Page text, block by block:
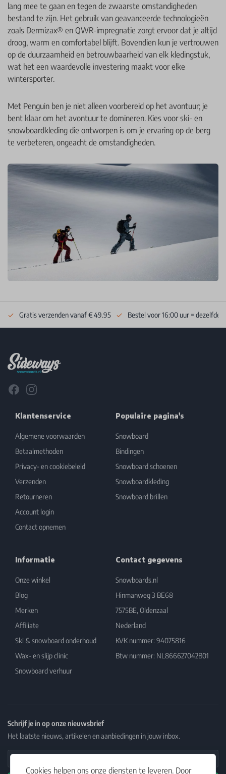
lang mee te gaan en tegen de zwaarste omstandigheden
bestand te zijn. Het gebruik van geavanceerde technologieën
zoals Dermizax® en QWR-impregnatie zorgt ervoor dat je altijd
droog, warm en comfortabel blijft. Bovendien kun je vertrouwen
op de duurzaamheid en betrouwbaarheid van elk kledingstuk,
wat het een waardevolle investering maakt voor elke
wintersporter.
Met Penguin ben je niet alleen voorbereid op het avontuur; je
bent klaar om het avontuur te domineren. Kies voor ski- en
snowboardkleding die ontworpen is om je ervaring op de berg
te verbeteren, ongeacht de omstandigheden.
Cookies helpen ons onze diensten te leveren. Door
Gratis verzenden vanaf € 49.95 Bestel voor 16:00 uur = dezelfde
FacebookInstagram
Klantenservice
Algemene voorwaarden
Betaalmethoden
Privacy- en cookiebeleid
Verzenden
Retourneren
Account login
Contact opnemen
Populaire pagina's
Snowboard
Bindingen
Snowboard schoenen
Snowboardkleding
Snowboard brillen
Informatie
Onze winkel
Blog
Merken
Affiliate
Ski & snowboard onderhoud
Wax- en slijp clinic
Snowboard verhuur
Contact gegevens
Snowboards.nl
Hinmanweg 3 BE68
7575BE, Oldenzaal
Nederland
KVK nummer: 94075816
Btw nummer: NL866627042B01
Schrijf je in op onze nieuwsbrief
Het laatste nieuws, artikelen en aanbiedingen in jouw inbox.
Email Address